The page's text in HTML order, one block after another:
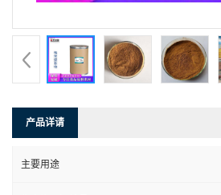
产品详请
主要用途